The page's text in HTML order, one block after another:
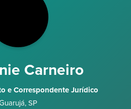
Carneiro
e Correspondente Jurídico
, SP